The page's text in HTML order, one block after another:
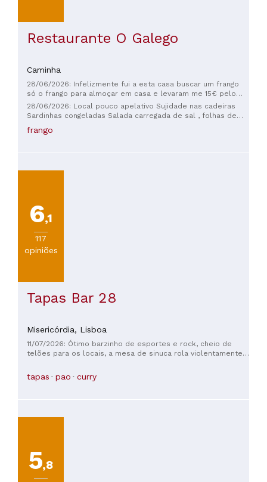
Restaurante O Galego
Caminha
28/06/2026: Infelizmente fui a esta casa buscar um frango
só o frango para almoçar em casa e levaram me 15€ pelo
mesmo, isto é uma casa de oportunistas e saqueadores de
dinheiro, eu sei que não fui obrigado a lá ir, mas
28/06/2026: Local pouco apelativo Sujidade nas cadeiras
Sardinhas congeladas Salada carregada de sal , folhas de
alface enormes. Preço acima da media para a qualidade.
frango
6,1
117
opiniões
Tapas Bar 28
Misericórdia, Lisboa
11/07/2026: Ótimo barzinho de esportes e rock, cheio de
telões para os locais, a mesa de sinuca rola violentamente
filha adolescente me venceu por causa disso.
tapas pao curry
5,8